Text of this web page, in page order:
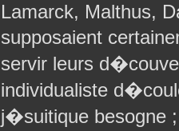
Lamarck, Malthus,
supposaient
servir leurs
individualiste
j�suitique besogne